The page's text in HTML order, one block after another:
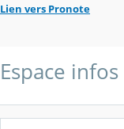
Lien vers Pronote
Espace infos